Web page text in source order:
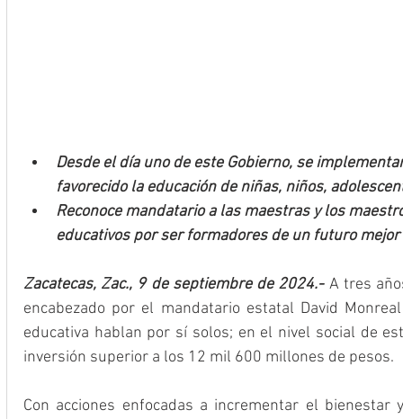
Desde el día uno de este Gobierno, se
favorecido la educación de niñas, niños,
Reconoce mandatario a las maestras y los
educativos por ser formadores de un futuro
Zacatecas, Zac., 9 de septiembre de 2024.- A tres
encabezado por el mandatario estatal David
educativa hablan por sí solos; en el nivel social de
inversión superior a los 12 mil 600 millones de pesos.
Con acciones enfocadas a incrementar el